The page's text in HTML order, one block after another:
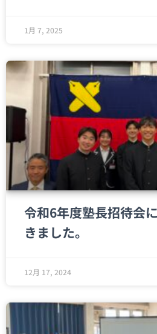
1月 7, 2025
令和6年度塾長招待会
きました。
12月 17, 2024